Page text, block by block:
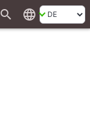
search language